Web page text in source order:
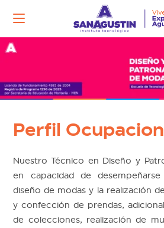
contenido
Perfil
Nuestro Técnico en Diseño y
en capacidad de
diseño de modas y la realización
y confección de prendas,
de colecciones, realización de